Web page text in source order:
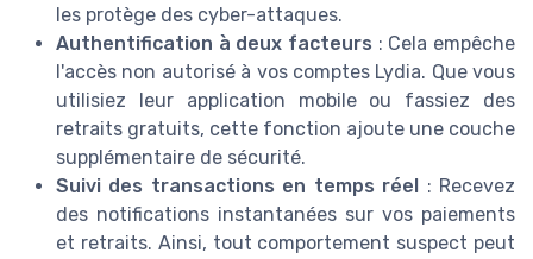
les protège des cyber-attaques.
Authentification à deux facteurs : Cela empêche
l'accès non autorisé à vos comptes Lydia. Que vous
utilisiez leur application mobile ou fassiez des
retraits gratuits, cette fonction ajoute une couche
supplémentaire de sécurité.
Suivi des transactions en temps réel
: Recevez
des notifications instantanées sur vos paiements
et retraits. Ainsi, tout comportement suspect peut